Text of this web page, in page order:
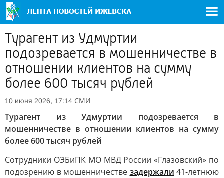
Турагент из Удмуртии
подозревается в мошенничестве в
отношении клиентов на сумму
более 600 тысяч рублей
10 июня 2026, 17:14 СМИ
Турагент из Удмуртии подозревается в
мошенничестве в отношении клиентов на сумму
более 600 тысяч рублей
Сотрудники ОЭБиПК МО МВД России «Глазовский» по
подозрению в мошенничестве задержали 41-летнюю